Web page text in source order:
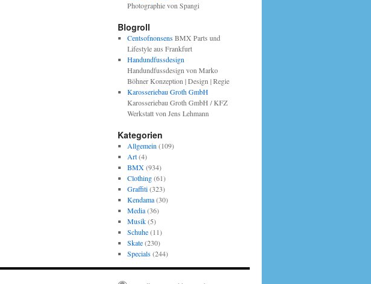
Photographie von Spangi
Blogroll
CentsofnonsensBMX Parts und
Lifestyle aus Frankfurt
Handundfussdesign
Handundfussdesign von Marko
Böhner Konzeption | Design | Regie
Karosseriebau Groth GmbH
Karosseriebau Groth GmbH / KFZ
Werkstatt von Jens Lehmann
Kategorien
Allgemein (109)
Art(4)
BMX(934)
Clothing(61)
Graffiti(323)
Kendama(30)
Media(36)
Musik(5)
Schuhe(11)
Skate(230)
Specials(244)